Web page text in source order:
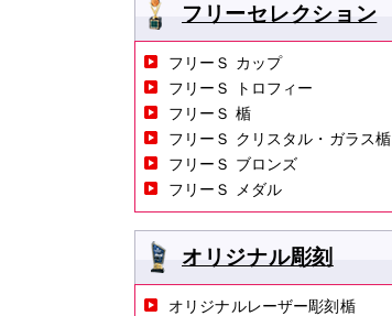
フリーセレクション
フリーＳ カップ
フリーＳ トロフィー
フリーＳ 楯
フリーＳ クリスタル・ガラス楯
フリーＳ ブロンズ
フリーＳ メダル
オリジナル彫刻
オリジナルレーザー彫刻楯